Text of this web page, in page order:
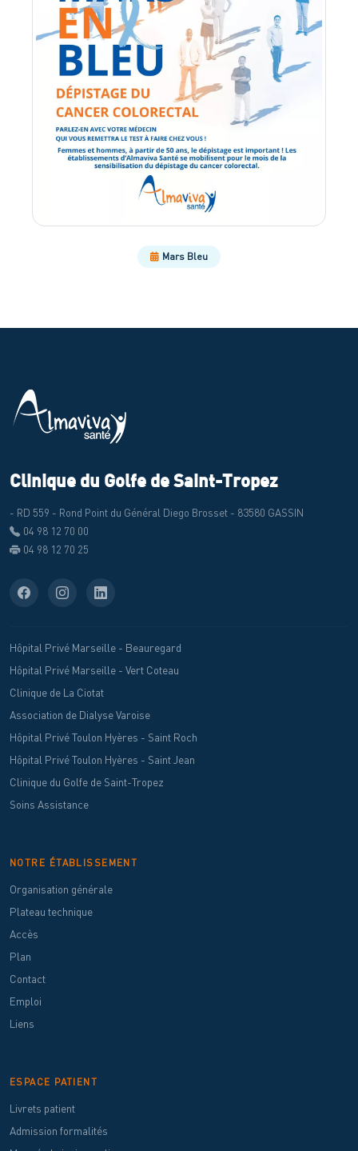
Mars Bleu
Clinique du Golfe de Saint-Tropez
- RD 559 - Rond Point du Général Diego Brosset - 83580 GASSIN
04 98 12 70 00
04 98 12 70 25
Hôpital Privé Marseille - Beauregard
Hôpital Privé Marseille - Vert Coteau
Clinique de La Ciotat
Association de Dialyse Varoise
Hôpital Privé Toulon Hyères - Saint Roch
Hôpital Privé Toulon Hyères - Saint Jean
Clinique du Golfe de Saint-Tropez
Soins Assistance
NOTRE ÉTABLISSEMENT
Organisation générale
Plateau technique
Accès
Plan
Contact
Emploi
Liens
ESPACE PATIENT
Livrets patient
Admission formalités